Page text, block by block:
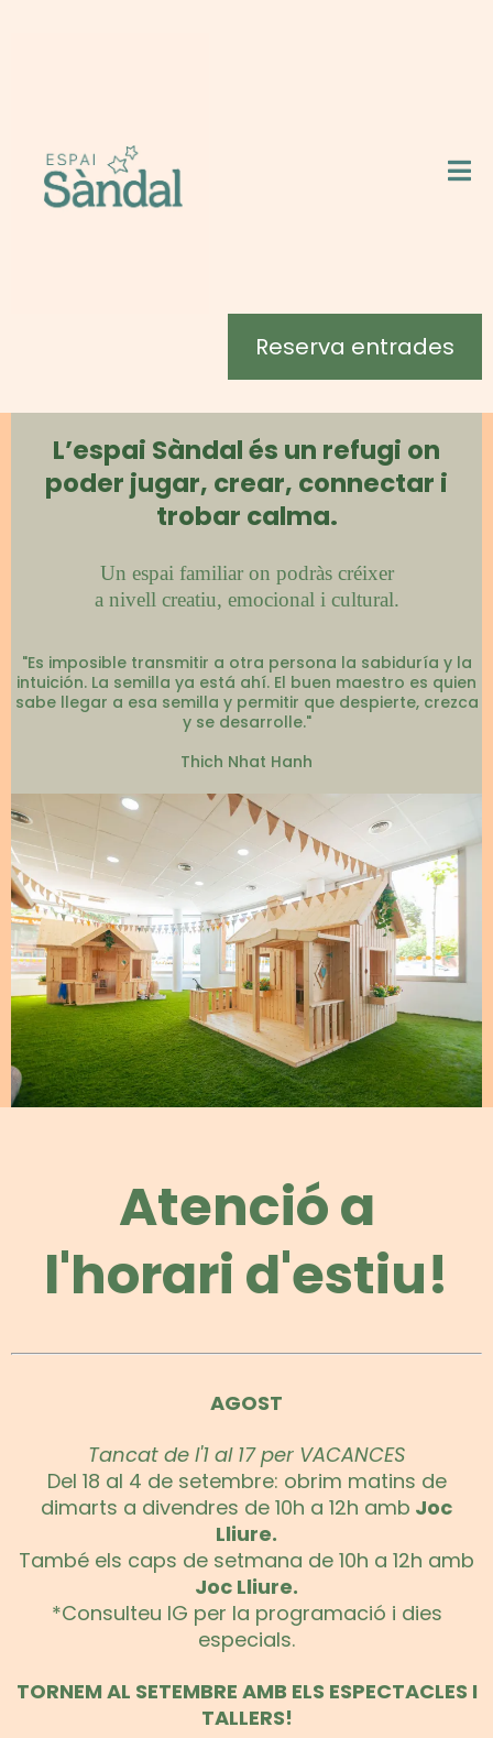
Reserva entrades
L’espai Sàndal és un refugi on
poder jugar, crear, connectar i
trobar calma.
Un espai familiar on podràs créixer
a nivell creatiu, emocional i cultural.
"Es imposible transmitir a otra persona la sabiduría y la
intuición. La semilla ya está ahí. El buen maestro es quien
sabe llegar a esa semilla y permitir que despierte, crezca
y se desarrolle."
Thich Nhat Hanh
Atenció a
l'horari d'estiu!
AGOST
Tancat de l'1 al 17 per VACANCES
Del 18 al 4 de setembre: obrim matins de
dimarts a divendres de 10h a 12h amb Joc
Lliure.
També els caps de setmana de 10h a 12h amb
Joc Lliure.
*Consulteu IG per la programació i dies
especials.
TORNEM AL SETEMBRE AMB ELS ESPECTACLES I
TALLERS!